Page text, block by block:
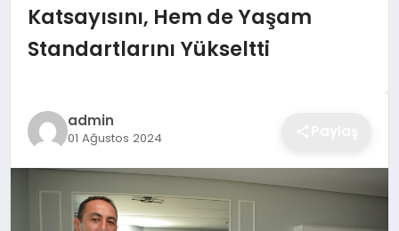
SPOR & FITNESS
Katsayısını, Hem de Yaşam
Standartlarını Yükseltti
admin
01 Ağustos 2024